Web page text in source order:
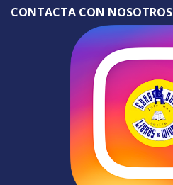
CONTACTA CON NOSOTROS